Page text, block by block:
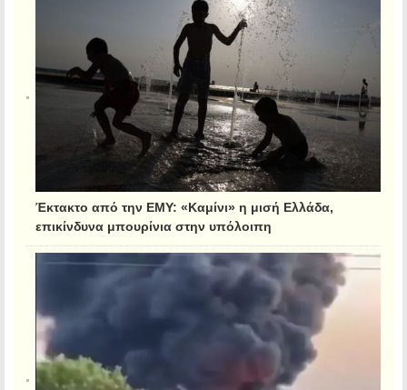
Έκτακτο από την ΕΜΥ: «Καμίνι» η μισή Ελλάδα,
επικίνδυνα μπουρίνια στην υπόλοιπη